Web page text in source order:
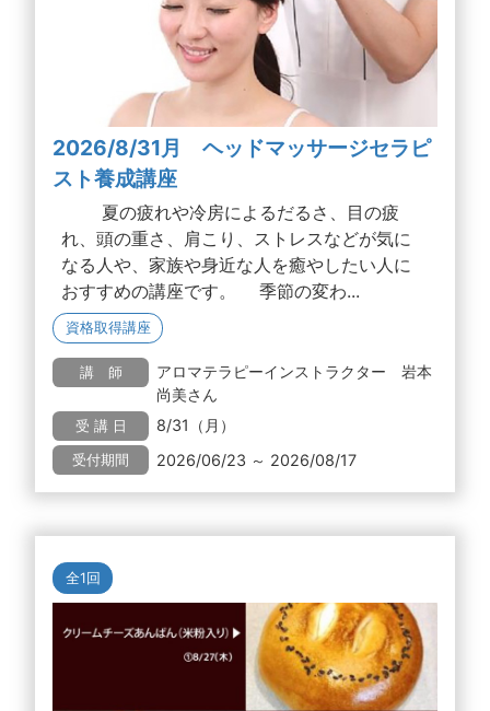
2026/8/31月 ヘッドマッサージセラピ
スト養成講座
夏の疲れや冷房によるだるさ、目の疲
れ、頭の重さ、肩こり、ストレスなどが気に
なる人や、家族や身近な人を癒やしたい人に
おすすめの講座です。 季節の変わ...
資格取得講座
講 師
アロマテラピーインストラクター 岩本
尚美さん
受 講 日 8/31（月）
受付期間 2026/06/23 ～ 2026/08/17
全1回